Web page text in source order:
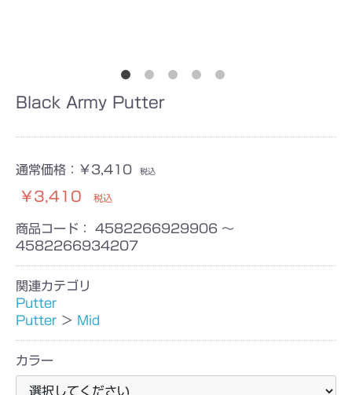
Black Army Putter
通常価格： ￥3,410 税込
￥3,410 税込
商品コード： 4582266929906 ～
4582266934207
関連カテゴリ
Putter
Putter ＞ Mid
カラー